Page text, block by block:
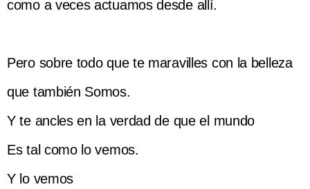
como a veces actuamos desde allí.
Pero sobre todo que te maravilles con la belleza
que también Somos.
Y te ancles en la verdad de que el mundo
Es tal como lo vemos.
Y lo vemos